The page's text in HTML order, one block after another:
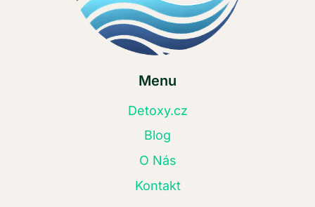
Menu
Detoxy.cz
Blog
O Nás
Kontakt